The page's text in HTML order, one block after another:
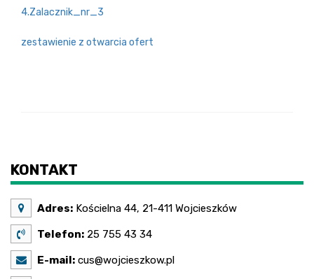
4.Zalacznik_nr_3
zestawienie z otwarcia ofert
KONTAKT
Adres: Kościelna 44, 21-411 Wojcieszków
Telefon: 25 755 43 34
E-mail: cus@wojcieszkow.pl